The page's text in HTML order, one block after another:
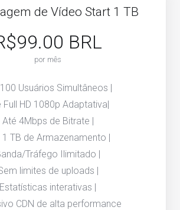
de Vídeo Start 1 TB
BRL
por mês
Usuários Simultâneos |
Full HD 1080p Adaptativa|
Até 4Mbps de Bitrate |
1 TB de Armazenamento |
Tráfego Ilimitado |
limites de uploads |
Estatísticas interativas |
CDN de alta performance